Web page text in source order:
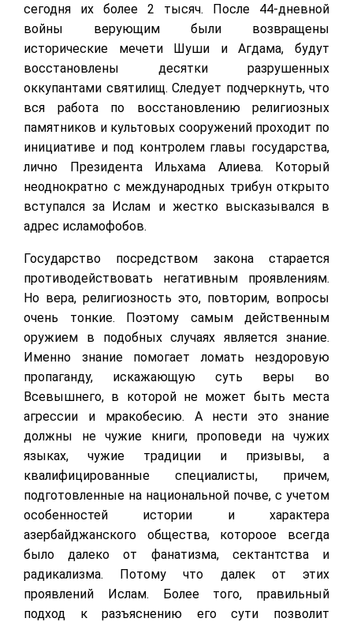
сегодня их более 2 тысяч. После 44-дневной
войны верующим были возвращены
исторические мечети Шуши и Агдама, будут
восстановлены десятки разрушенных
оккупантами святилищ. Следует подчеркнуть, что
вся работа по восстановлению религиозных
памятников и культовых сооружений проходит по
инициативе и под контролем главы государства,
лично Президента Ильхама Алиева. Который
неоднократно с международных трибун открыто
вступался за Ислам и жестко высказывался в
адрес исламофобов.
Государство посредством закона старается
противодействовать негативным проявлениям.
Но вера, религиозность это, повторим, вопросы
очень тонкие. Поэтому самым действенным
оружием в подобных случаях является знание.
Именно знание помогает ломать нездоровую
пропаганду, искажающую суть веры во
Всевышнего, в которой не может быть места
агрессии и мракобесию. А нести это знание
должны не чужие книги, проповеди на чужих
языках, чужие традиции и призывы, а
квалифицированные специалисты, причем,
подготовленные на национальной почве, с учетом
особенностей истории и характера
азербайджанского общества, котороое всегда
было далеко от фанатизма, сектантства и
радикализма. Потому что далек от этих
проявлений Ислам. Более того, правильный
подход к разъяснению его сути позволит